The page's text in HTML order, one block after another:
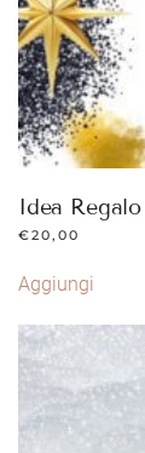
Idea
€20,00
Aggiungi